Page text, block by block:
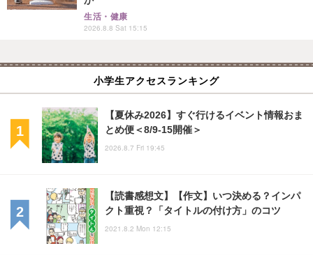
生活・健康
2026.8.8 Sat 15:15
小学生アクセスランキング
【夏休み2026】すぐ行けるイベント情報おま
とめ便＜8/9-15開催＞
2026.8.7 Fri 19:45
【読書感想文】【作文】いつ決める？インパ
クト重視？「タイトルの付け方」のコツ
2021.8.2 Mon 12:15